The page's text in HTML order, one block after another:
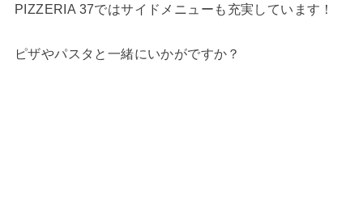
PIZZERIA 37ではサイドメニューも充実しています！
ピザやパスタと一緒にいかがですか？